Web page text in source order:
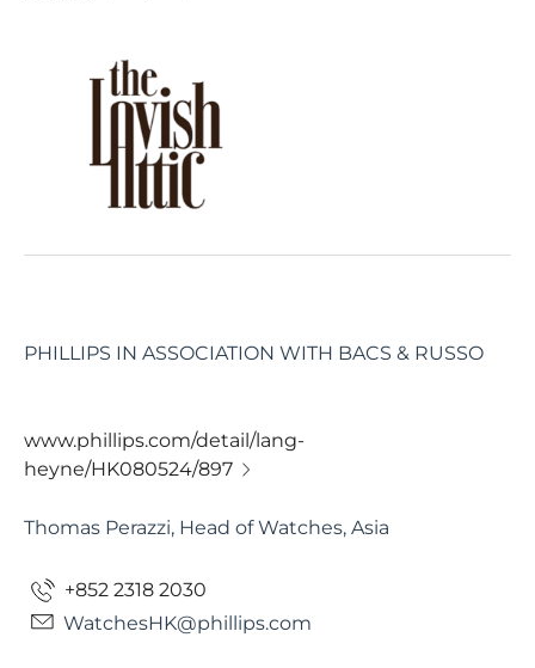
PHILLIPS IN ASSOCIATION WITH BACS & RUSSO
www.phillips.com/detail/lang-
heyne/HK080524/897
Thomas Perazzi, Head of Watches, Asia
+852 2318 2030
WatchesHK@phillips.com